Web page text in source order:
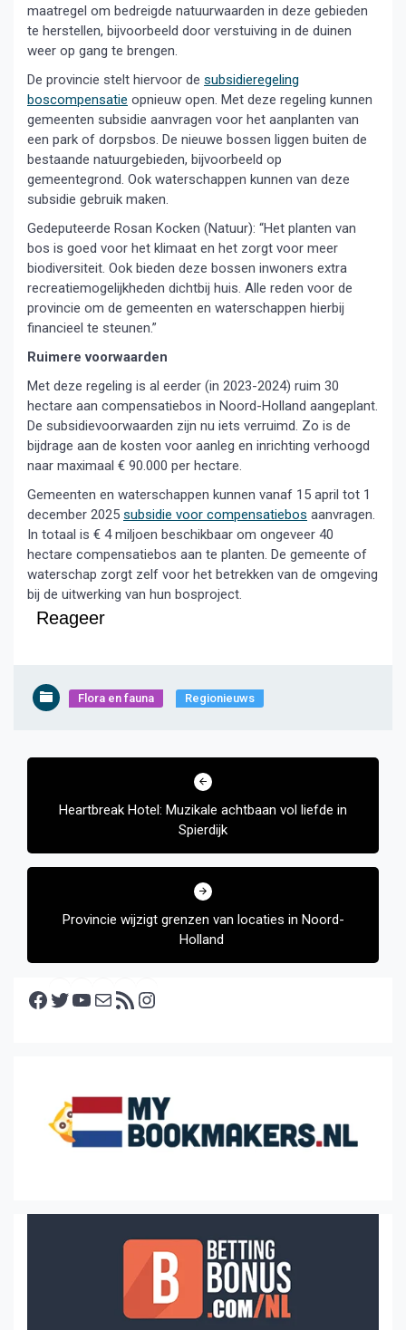
maatregel om bedreigde natuurwaarden in deze gebieden
te herstellen, bijvoorbeeld door verstuiving in de duinen
weer op gang te brengen.
De provincie stelt hiervoor de subsidieregeling
boscompensatie opnieuw open. Met deze regeling kunnen
gemeenten subsidie aanvragen voor het aanplanten van
een park of dorpsbos. De nieuwe bossen liggen buiten de
bestaande natuurgebieden, bijvoorbeeld op
gemeentegrond. Ook waterschappen kunnen van deze
subsidie gebruik maken.
Gedeputeerde Rosan Kocken (Natuur): “Het planten van
bos is goed voor het klimaat en het zorgt voor meer
biodiversiteit. Ook bieden deze bossen inwoners extra
recreatiemogelijkheden dichtbij huis. Alle reden voor de
provincie om de gemeenten en waterschappen hierbij
financieel te steunen.”
Ruimere voorwaarden
Met deze regeling is al eerder (in 2023-2024) ruim 30
hectare aan compensatiebos in Noord-Holland aangeplant.
De subsidievoorwaarden zijn nu iets verruimd. Zo is de
bijdrage aan de kosten voor aanleg en inrichting verhoogd
naar maximaal € 90.000 per hectare.
Gemeenten en waterschappen kunnen vanaf 15 april tot 1
december 2025 subsidie voor compensatiebos aanvragen.
In totaal is € 4 miljoen beschikbaar om ongeveer 40
hectare compensatiebos aan te planten. De gemeente of
waterschap zorgt zelf voor het betrekken van de omgeving
bij de uitwerking van hun bosproject.
Reageer
Flora en fauna Regionieuws
Bericht
Heartbreak Hotel: Muzikale achtbaan vol liefde in
Spierdijk
Provincie wijzigt grenzen van locaties in Noord-
Holland
Facebook Twitter YouTube E-mail RSS feed